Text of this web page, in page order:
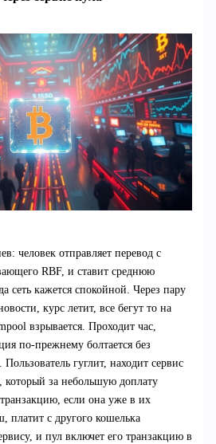
человек отправляет перевод с
RBF, и ставит среднюю
сеть кажется спокойной. Через пару
курс летит, все бегут то на
взрывается. Проходит час,
по-прежнему болтается без
гуглит, находит сервис
за небольшую доплату
если она уже в их
платит с другого кошелька
и пул включет его транзакцию в